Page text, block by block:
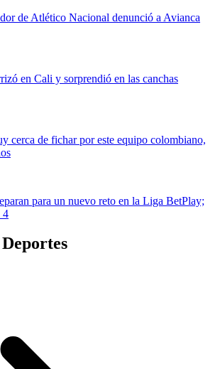
de Atlético Nacional denunció a Avianca
en Cali y sorprendió en las canchas
cerca de fichar por este equipo colombiano,
para un nuevo reto en la Liga BetPlay;
4
Deportes